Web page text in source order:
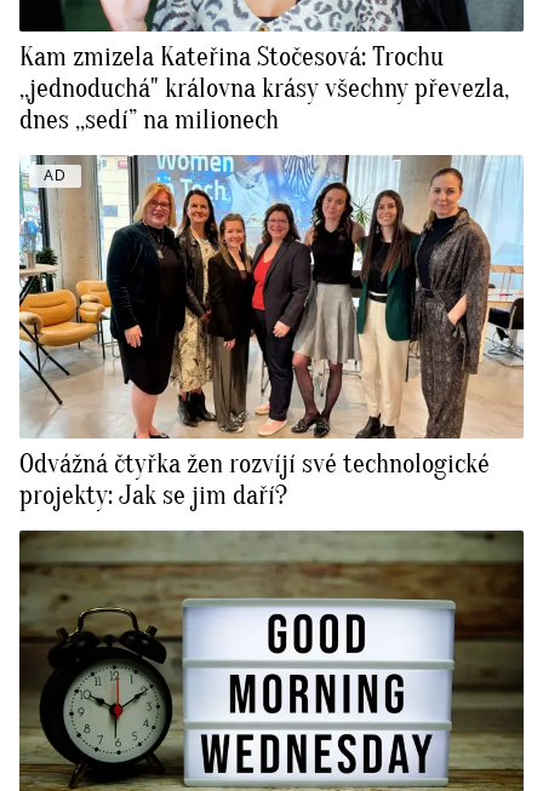
Kam zmizela Kateřina Stočesová: Trochu
‚‚jednoduchá" královna krásy všechny převezla,
dnes ‚‚sedí” na milionech
AD
Odvážná čtyřka žen rozvíjí své technologické
projekty: Jak se jim daří?